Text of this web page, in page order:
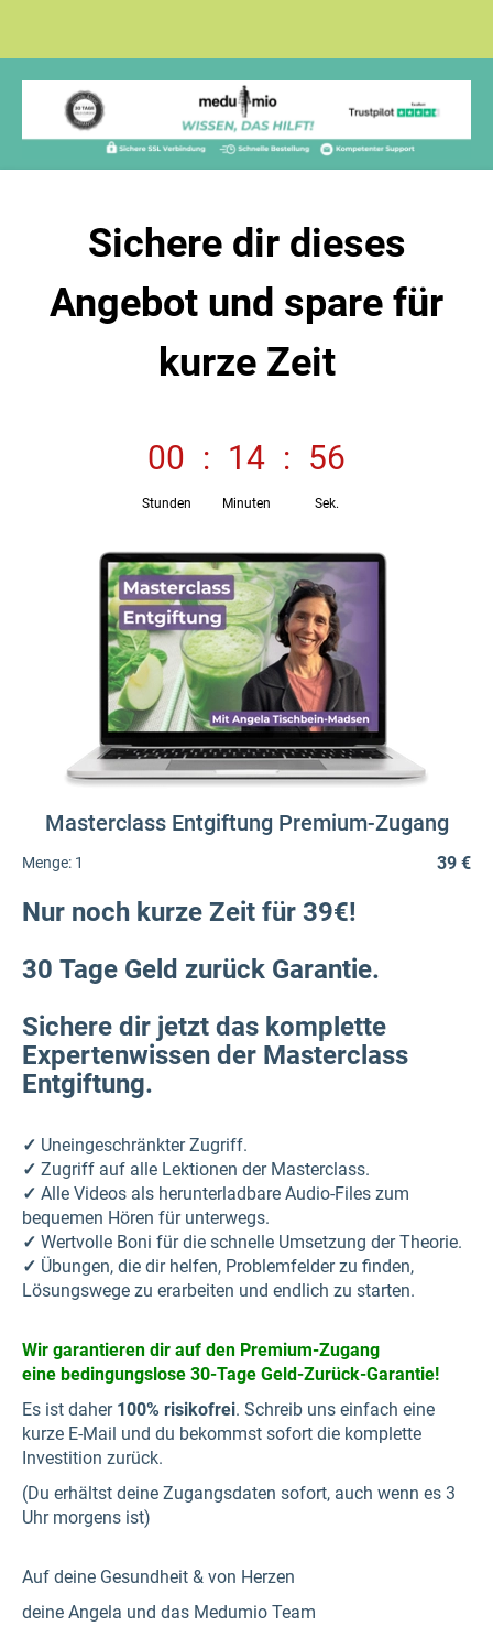
Sichere dir dieses
Angebot und spare für
kurze Zeit
00 : 14 : 56
Stunden Minuten Sek.
Masterclass Entgiftung Premium-Zugang
Menge: 1 39 €
Nur noch kurze Zeit für 39€!
30 Tage Geld zurück Garantie.
Sichere dir jetzt das komplette
Expertenwissen der Masterclass
Entgiftung.
✓ Uneingeschränkter Zugriff.
✓ Zugriff auf alle Lektionen der Masterclass.
✓ Alle Videos als herunterladbare Audio-Files zum
bequemen Hören für unterwegs.
✓ Wertvolle Boni für die schnelle Umsetzung der Theorie.
✓ Übungen, die dir helfen, Problemfelder zu finden,
Lösungswege zu erarbeiten und endlich zu starten.
Wir garantieren dir auf den Premium-Zugang
eine bedingungslose 30-Tage Geld-Zurück-Garantie!
Es ist daher 100% risikofrei. Schreib uns einfach eine
kurze E-Mail und du bekommst sofort die komplette
Investition zurück.
(Du erhältst deine Zugangsdaten sofort, auch wenn es 3
Uhr morgens ist)
Auf deine Gesundheit & von Herzen
deine Angela und das Medumio Team